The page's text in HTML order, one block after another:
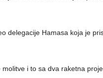
delegacije Hamasa koja je
i to sa dva raketna